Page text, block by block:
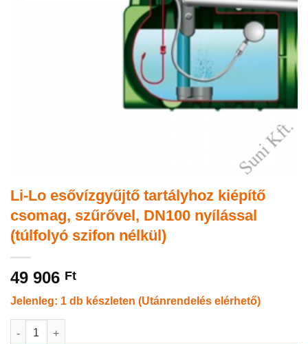
Li-Lo esővízgyűjtő tartályhoz kiépítő
csomag, szűrővel, DN100 nyílással
(túlfolyó szifon nélkül)
49 906 Ft
Jelenleg: 1 db készleten (Utánrendelés elérhető)
Li-Lo esővízgyűjtő tartályhoz kiépítő csomag, szűrővel,